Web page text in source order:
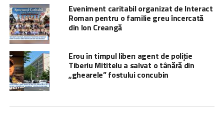
Eveniment caritabil organizat de Interact
Roman pentru o familie greu încercată
din Ion Creangă
Erou în timpul liber: agent de poliție
Tiberiu Mititelu a salvat o tânără din
„ghearele” fostului concubin